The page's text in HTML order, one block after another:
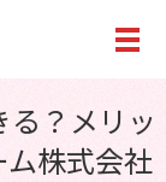
メ
る？メリッ
ム株式会社